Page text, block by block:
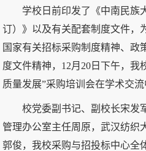
学校日前印发了《中南民族
订）》以及有关配套制度文件，
国家有关招标采购制度精神、政
度文件精神，12月20日下午，我
质量发展”采购培训会在学术交流
校党委副书记、副校长宋发
管理办公室主任周原，武汉纺织
郭俊，我校采购与招投标中心全